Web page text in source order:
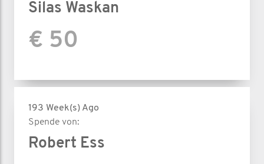
Silas Waskan
€ 50
193 Week(s) Ago
Spende von:
Robert Ess